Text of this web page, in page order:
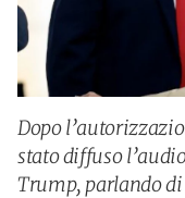
Dopo
stato diffuso
Trump, parlando